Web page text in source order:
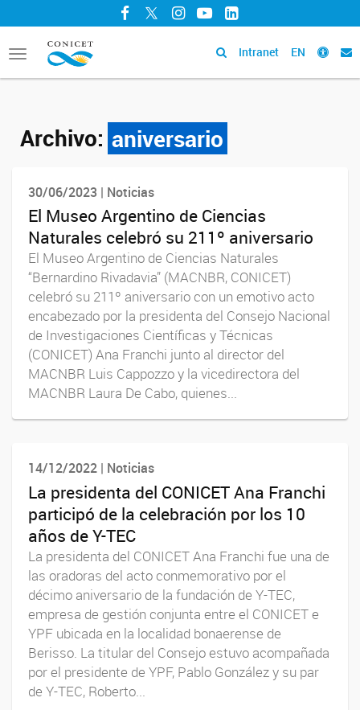
Facebook
TwitterInstagram
YouTubeLinkedIn
Toggle
navigation
Intranet EN
Archivo: aniversario
30/06/2023 | Noticias
El Museo Argentino de Ciencias
Naturales celebró su 211º aniversario
El Museo Argentino de Ciencias Naturales
“Bernardino Rivadavia” (MACNBR, CONICET)
celebró su 211º aniversario con un emotivo acto
encabezado por la presidenta del Consejo Nacional
de Investigaciones Científicas y Técnicas
(CONICET) Ana Franchi junto al director del
MACNBR Luis Cappozzo y la vicedirectora del
MACNBR Laura De Cabo, quienes...
14/12/2022 | Noticias
La presidenta del CONICET Ana Franchi
participó de la celebración por los 10
años de Y-TEC
La presidenta del CONICET Ana Franchi fue una de
las oradoras del acto conmemorativo por el
décimo aniversario de la fundación de Y-TEC,
empresa de gestión conjunta entre el CONICET e
YPF ubicada en la localidad bonaerense de
Berisso. La titular del Consejo estuvo acompañada
por el presidente de YPF, Pablo González y su par
de Y-TEC, Roberto...